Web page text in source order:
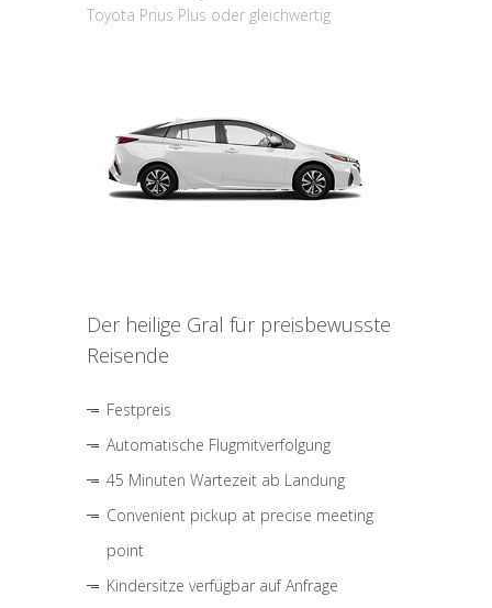
Toyota Prius Plus oder gleichwertig
Der heilige Gral für preisbewusste
Reisende
Festpreis
Automatische Flugmitverfolgung
45 Minuten Wartezeit ab Landung
Convenient pickup at precise meeting
point
Kindersitze verfügbar auf Anfrage